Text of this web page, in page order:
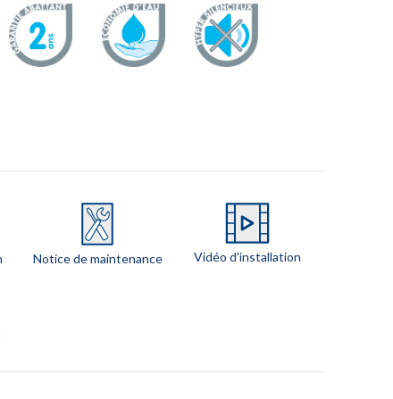
Notice de maintenance Vidéo d'installation